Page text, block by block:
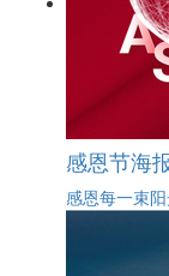
感恩节海
感恩每一束